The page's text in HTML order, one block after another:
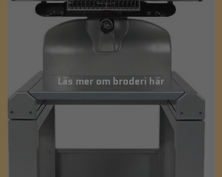
Läs mer om broderi här